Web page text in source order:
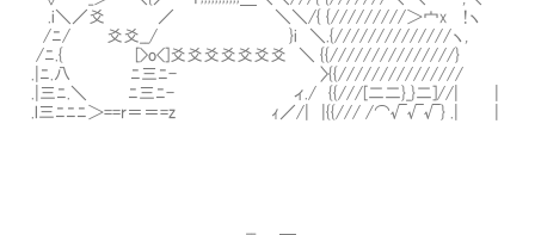
.i＼／爻 ／ ＼＼/{ {/////////＞宀x !ヽ
/ﾆ/ 爻爻__/ }i ＼.{//////////////ヽ,
/ﾆ.{ [>o<]爻爻爻爻爻爻爻 ＼ {{///////////////}
.|ﾆ.八 ﾆ三ﾆ- 〉{{///////////////
.|三ﾆ.＼ ﾆ三ﾆ- ィ./ {{///[二二}_}二]//| |
.l三ﾆﾆﾆ＞==r＝＝=z ｨ／/| |{{/// /⌒√√√} .| |